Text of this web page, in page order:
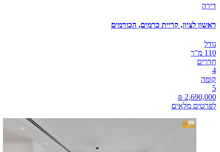
דירה
ראשון לציון, קריית כרמים, הכורמים
גודל
110 מ"ר
חדרים
4
קומה
5
לפרטים מלאים